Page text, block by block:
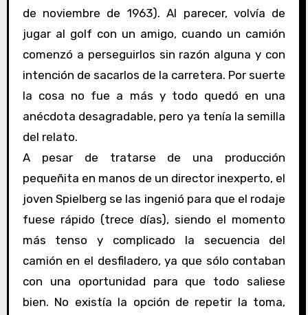
de noviembre de 1963). Al parecer, volvía de
jugar al golf con un amigo, cuando un camión
comenzó a perseguirlos sin razón alguna y con
intención de sacarlos de la carretera. Por suerte
la cosa no fue a más y todo quedó en una
anécdota desagradable, pero ya tenía la semilla
del relato.
A pesar de tratarse de una producción
pequeñita en manos de un director inexperto, el
joven Spielberg se las ingenió para que el rodaje
fuese rápido (trece días), siendo el momento
más tenso y complicado la secuencia del
camión en el desfiladero, ya que sólo contaban
con una oportunidad para que todo saliese
bien. No existía la opción de repetir la toma,